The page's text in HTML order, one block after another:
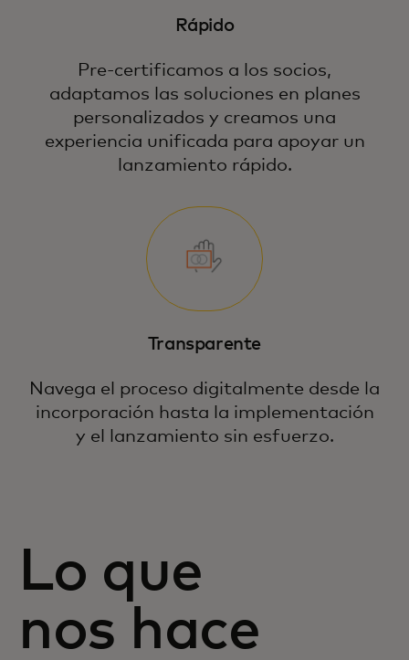
Rápido
Pre-certificamos a los socios,
adaptamos las soluciones en planes
personalizados y creamos una
experiencia unificada para apoyar un
lanzamiento rápido.
Transparente
Navega el proceso digitalmente desde la
incorporación hasta la implementación
y el lanzamiento sin esfuerzo.
Lo que
nos hace